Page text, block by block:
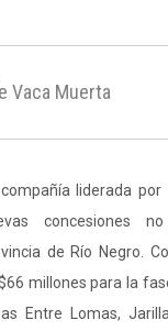
Vaca Muerta
compañía liderada
concesiones
de Río Negro.
millones para la
Entre Lomas,